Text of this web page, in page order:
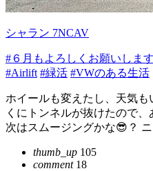
シャラン 7NCAV
#６月もよろしくお願いします
#Airlift #緑活 #VWのある生活
ホイールも変えたし、天気
くにトンネルが抜けたので
次はスムージングかな😎？
thumb_up 105
comment18